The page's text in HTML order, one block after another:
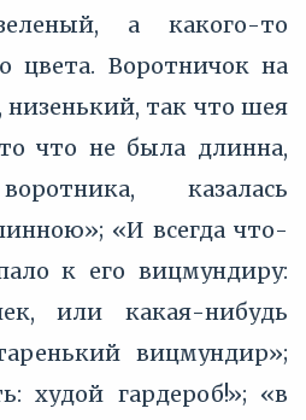
а какого-то
цвета. Воротничок на
так что шея
что не была длинна,
казалась
«И всегда что-
к его вицмундиру:
или какая-нибудь
вицмундир»;
худой гардероб!»; «в